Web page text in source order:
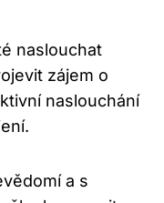
naslouchat
zájem o
naslouchání
a s